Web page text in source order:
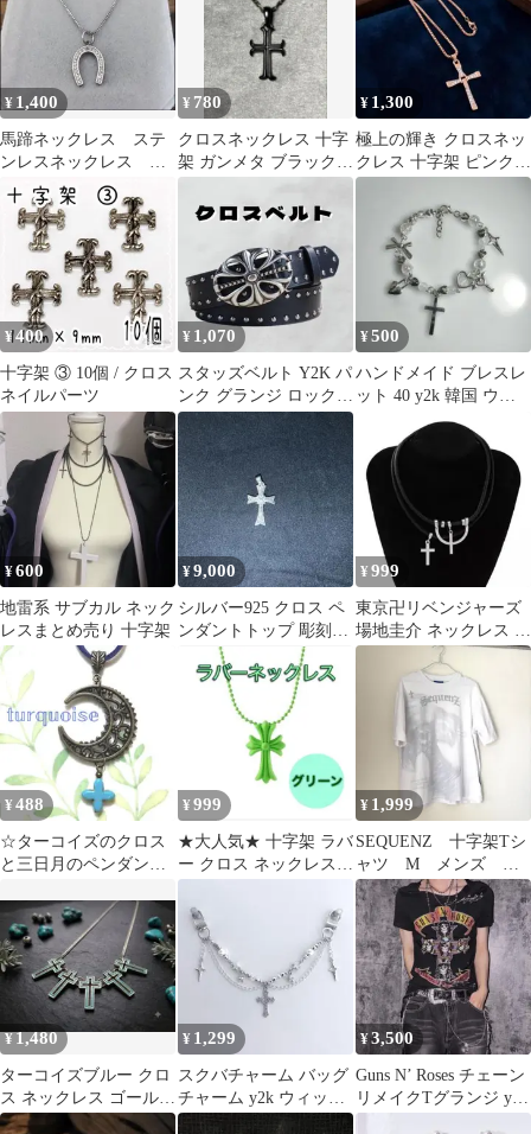
¥ 1,400
馬蹄ネックレス ステ
ンレスネックレス メ
ンズネックレス レデ
ィースネックレス
¥ 780
クロスネックレス 十字
架 ガンメタ ブラック
¥ 1,300
極上の輝き クロスネッ
クレス 十字架 ピンクゴ
ールド ベネチアンチェ
ーン ギフト
¥400
十字架 ③ 10個 / クロス
ネイルパーツ
¥ 1,070
スタッズベルト Y2K パ
ンク グランジ ロック
十字架 ブラック 男女兼
¥500
ハンドメイド ブレスレ
ット 40 y2k 韓国 ウィ
ッシュコア 十字架 りぼ
¥600
地雷系 サブカル ネック
レスまとめ売り 十字架
¥9,000
シルバー925 クロス ペ
ンダントトップ 彫刻デ
ザイン 十字架 アクセサ
リー
¥ 999
東京卍リベンジャーズ
場地圭介 ネックレス チ
ョーカー 場時 コスプレ
¥ 488
☆ターコイズのクロス
と三日月のペンダント
ストーン
¥ 999
★大人気★ 十字架 ラバ
ー クロス ネックレス
ユニセックス グリーン
緑
¥ 1,999
SEQUENZ 十字架Tシ
ャツ M メンズ ホ
ワイト ラインストー
ンロゴ
¥1,480
ターコイズブルー クロ
ス ネックレス ゴールド
5連 十字架 Y2K
¥ 1,299
スクバチャーム バッグ
チャーム y2k ウィッシ
ュコア〈cross-102〉
¥3,500
Guns N’ Roses チェーン
リメイクTグランジ y2k